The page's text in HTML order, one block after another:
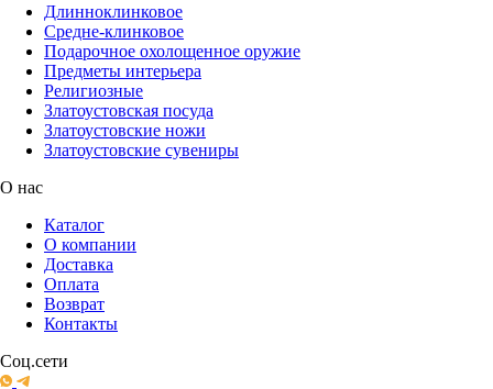
Длинноклинковое
Средне-клинковое
Подарочное охолощенное оружие
Предметы интерьера
Религиозные
Златоустовская посуда
Златоустовские ножи
Златоустовские сувениры
О нас
Каталог
О компании
Доставка
Оплата
Возврат
Контакты
Соц.сети